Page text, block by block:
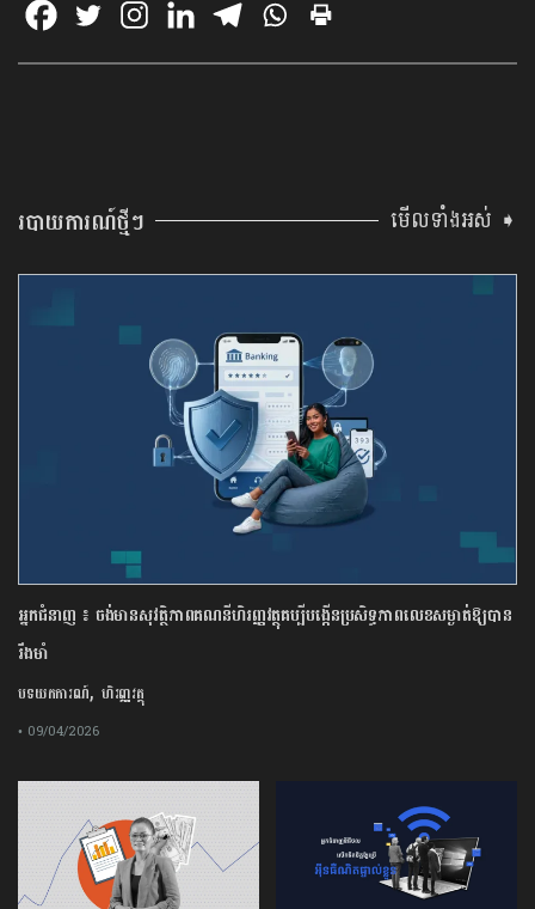
របាយការណ៍ថ្មីៗ មើលទាំងអស់ ➧
អ្នកជំនាញ ៖ ចង់មានសុវត្ថិភាពគណនីហិរញ្ញវត្ថុគប្បីបង្កើនប្រសិទ្ធភាពលេខសម្ងាត់ឱ្យបាន
រឹងមាំ
បទយកការណ៍, ហិរញ្ញវត្ថុ
• 09/04/2026